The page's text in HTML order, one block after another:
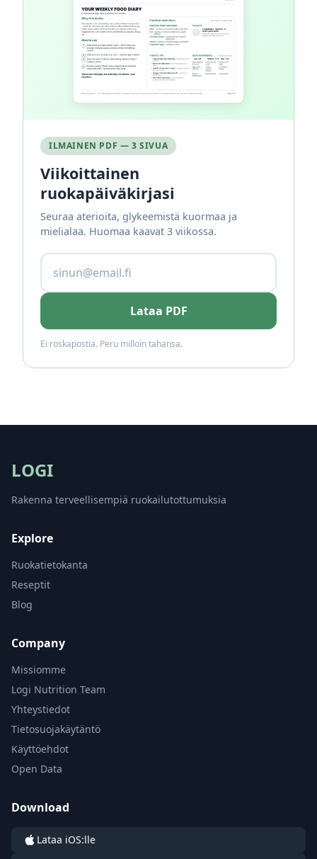
ILMAINEN PDF — 3 SIVUA
Viikoittainen
ruokapäiväkirjasi
Seuraa aterioita, glykeemistä kuormaa ja
mielialaa. Huomaa kaavat 3 viikossa.
Lataa PDF
Ei roskapostia. Peru milloin tahansa.
LOGI
Rakenna terveellisempiä ruokailutottumuksia
Explore
Ruokatietokanta
Reseptit
Blog
Company
Missiomme
Logi Nutrition Team
Yhteystiedot
Tietosuojakäytäntö
Käyttöehdot
Open Data
Download
Lataa iOS:lle